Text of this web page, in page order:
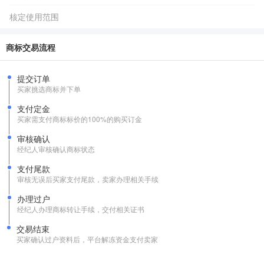
核定使用范围
商标交易流程
提交订单
买家挑选商标并下单
支付定金
买家需支付商标标价的100%的购买订金
审核确认
经纪人审核确认商标状态
支付尾款
审核无误后买家支付尾款，卖家办理相关手续
办理过户
经纪人办理商标转让手续，交付相关证书
交易结束
买家确认过户资料后，平台解冻资金支付卖家